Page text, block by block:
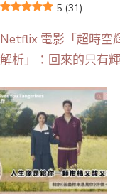
5 (31)
Netflix 電影「超時空
解析」：回來的只有